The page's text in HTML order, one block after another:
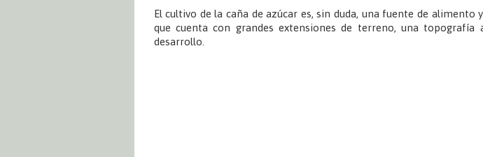
El cultivo de la caña de azúcar es, sin duda, una fuente de
que cuenta con grandes extensiones de terreno, una topografía
desarrollo.